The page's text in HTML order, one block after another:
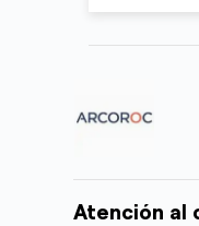
Atención al